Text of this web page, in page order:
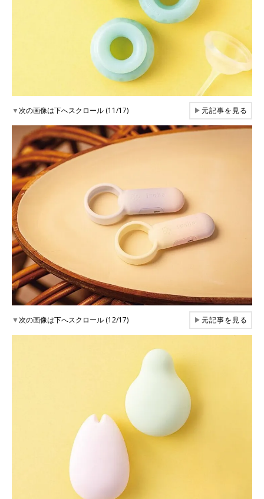
▼次の画像は下へスクロール (11/17) ▶元記事を見る
▼次の画像は下へスクロール (12/17) ▶元記事を見る